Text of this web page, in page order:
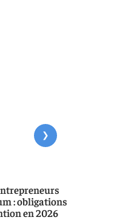
: obligations
en 2026